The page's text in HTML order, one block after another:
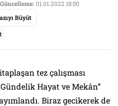
01.01.2022 18:50
Büyüt
tez çalışması
Hayat ve Mekân”
Biraz gecikerek de